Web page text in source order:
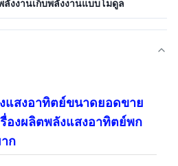
ลังงานเก็บพลังงานแบบโมดูล
แสงอาทิตย์ขนาดยอดขาย
รื่องผลิตพลังแสงอาทิตย์พก
ก